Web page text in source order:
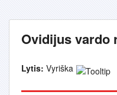
Ovidijus vardo
Lytis: Vyriška